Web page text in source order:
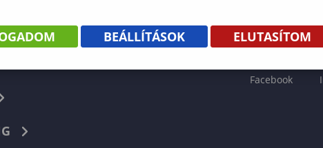
Facebook
BEÁLLÍTÁSOK ELUTASÍTOM